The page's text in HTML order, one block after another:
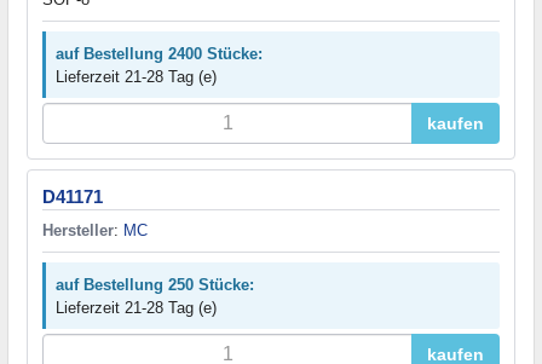
auf Bestellung 2400 Stücke:
Lieferzeit 21-28 Tag (e)
kaufen
D41171
Hersteller: MC
auf Bestellung 250 Stücke:
Lieferzeit 21-28 Tag (e)
kaufen